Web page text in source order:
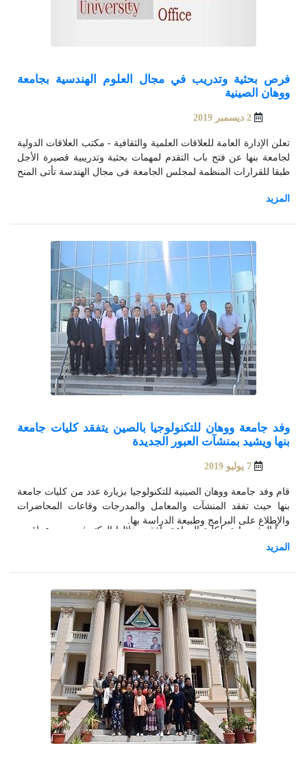
فرص بحثية وتدريب في مجال العلوم الهندسية بجامعة
ووهان الصينية
2 ديسمبر 2019
تعلن الإدارة العامة للعلاقات العلمية والثقافية - مكتب العلاقات الدولية
لجامعة بنها عن فتح باب التقدم لمهمات بحثية وتدريبية قصيرة الأجل
طبقا للقرارات المنظمة لمجلس الجامعة فى مجال الهندسة تأتى المنح
الصينية و جامعة بنها فى التخصصات الموضحة التالية:
وفد جامعة ووهان للتكنولوجيا بالصين يتفقد كليات جامعة
بنها ويشيد بمنشآت العبور الجديدة
7 يوليو 2019
قام وفد جامعة ووهان الصينية للتكنولوجيا بزيارة عدد من كليات جامعة
بنها حيث تفقد المنشآت والمعامل والمدرجات وقاعات المحاضرات
والإطلاع على البرامج وطبيعة الدراسة بها.
وبدأ الوفد زيارته لكلية الزراعة رافقهم خلالها الدكتور/ محمود عراقى -
عميد الكلية والوكلاء وتفقدوا المشروعات الإنتاجية والمزارع التعليمية